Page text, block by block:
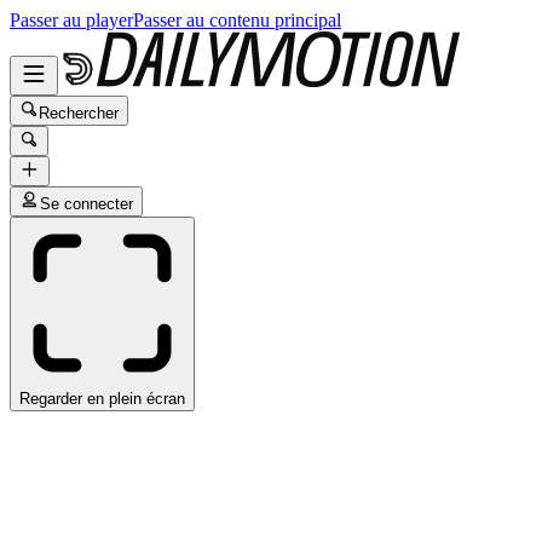
Passer au playerPasser au contenu principal
Rechercher
Se connecter
Regarder en plein écran